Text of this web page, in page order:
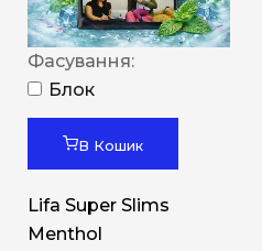
Фасування:
Блок
В Кошик
Lifa Super Slims
Menthol